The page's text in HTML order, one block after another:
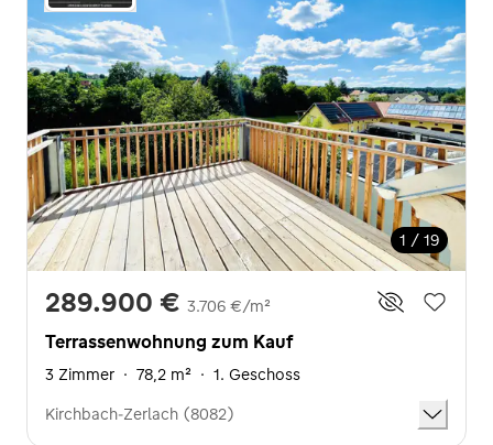
1 / 19
289.900 € 3.706 €/m²
Terrassenwohnung zum Kauf
3 Zimmer · 78,2 m² · 1. Geschoss
Kirchbach-Zerlach (8082)